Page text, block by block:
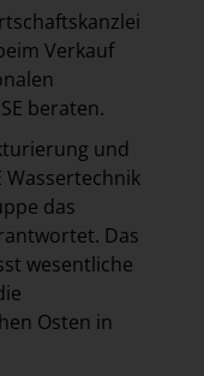
Verkauf
beraten.
und
Wassertechnik
das
Das
wesentliche
Osten in